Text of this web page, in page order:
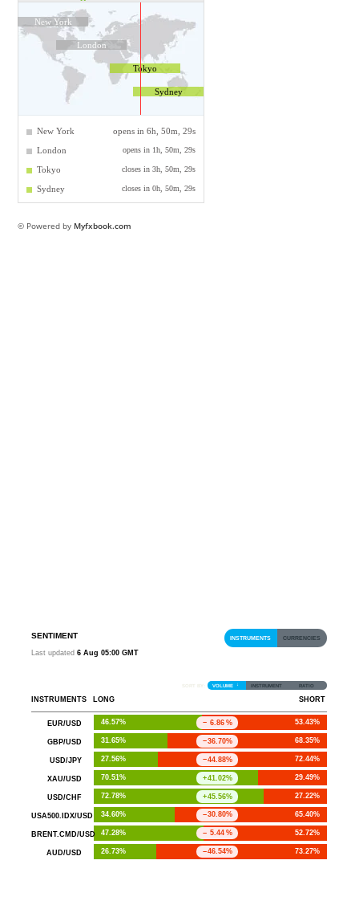
© Powered by Myfxbook.com